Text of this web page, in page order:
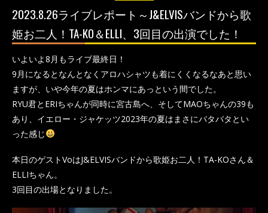
2023.8.26ライブレポート～J&ELVISバンドから歌
姫お二人！TA-KO＆ELLI、3回目の出演でした！
いよいよ8月もライブ最終日！
9月になるとなんとなくアロハシャツも着にくくなるなあと思い
ますが、いや今年の夏はホンマにあっという間でした。
RYU君とERIちゃんが同時に宮古島へ、そしてMAOちゃんの39も
あり、イエロー・ジャケッツ2023年の夏はまさにバタバタとい
った感じ
本日のゲストVoはJ&ELVISバンドから歌姫お二人！TA-KOさん＆
ELLIちゃん。
3回目の出場となりました。